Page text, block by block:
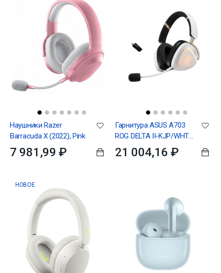
Наушники Razer
Barracuda X (2022), Pink
7 981,99 ₽
Гарнитура ASUS A703
ROG DELTA II-KJP/WHT
287g 20 ~ 20000Hz
3,5mm USB Bluetooth
21 004,16 ₽
НОВОЕ